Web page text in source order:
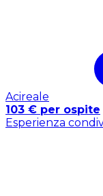
Acireale
103 € per ospite
Esperienza